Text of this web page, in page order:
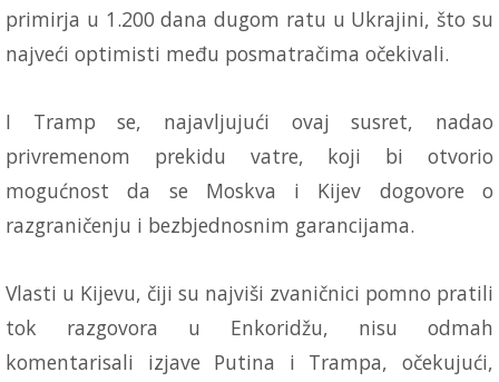
primirja u 1.200 dana dugom ratu u Ukrajini, što su
najveći optimisti među posmatračima očekivali.
I Tramp se, najavljujući ovaj susret, nadao
privremenom prekidu vatre, koji bi otvorio
mogućnost da se Moskva i Kijev dogovore o
razgraničenju i bezbjednosnim garancijama.
Vlasti u Kijevu, čiji su najviši zvaničnici pomno pratili
tok razgovora u Enkoridžu, nisu odmah
komentarisali izjave Putina i Trampa, očekujući,